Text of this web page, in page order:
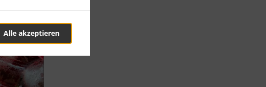
Alle akzeptieren